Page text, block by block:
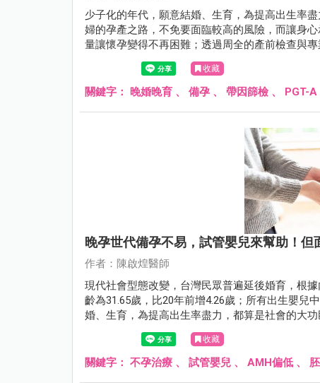
少子化的年代，願意結婚、生育，為提高出生率
婦的孕產之路，不免要面臨較高的風險，而讓身
量讓懷孕變得不再困難；透過周全的產前檢查與
收藏
關鍵字： 晚婚晚育 、 備孕 、 帶因篩檢 、 PGT-A
晚孕世代備孕不易，試管嬰兒來幫助！
作者：陳啟煌醫師
現代社會型態改變，台灣民眾普遍延後婚育，根
齡為31.65歲，比20年前增4.26歲；所有出生嬰兒
婚、生育，為提高出生率盡力，都算是社會的大
面臨較高的風險，而讓身心承受更大的壓力。
收藏
關鍵字： 不孕治療 、 試管嬰兒 、 AMH偏低 、